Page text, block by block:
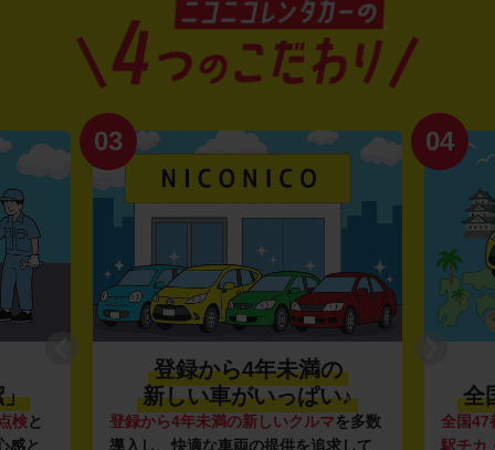
」
検と
感と
03
登録から4年未満の
新しい車がいっぱい♪
登録から4年未満の新しいクルマを多数
導入し、快適な車両の提供を追求して
04
全
全国47
駅チカ